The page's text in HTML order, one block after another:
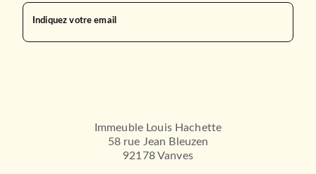
Indiquez votre email
Immeuble Louis Hachette
58 rue Jean Bleuzen
92178 Vanves